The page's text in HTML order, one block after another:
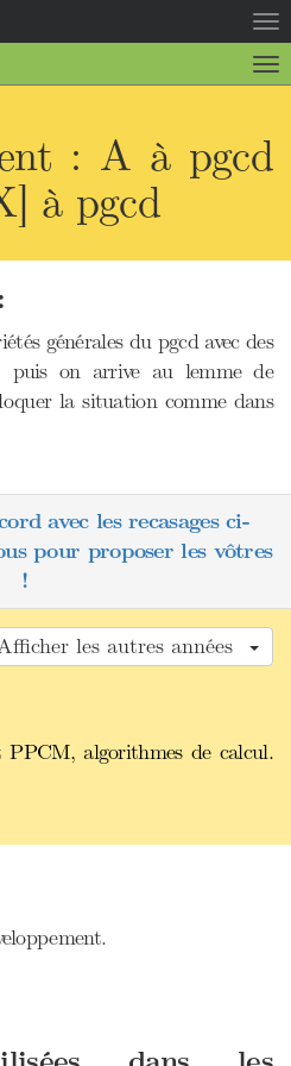
la
la
: A à pgcd
à pgcd
générales du pgcd avec des
puis on arrive au lemme de
la situation comme dans
avec les recasages ci-
pour proposer les vôtres
!
les autres années
algorithmes de calcul.